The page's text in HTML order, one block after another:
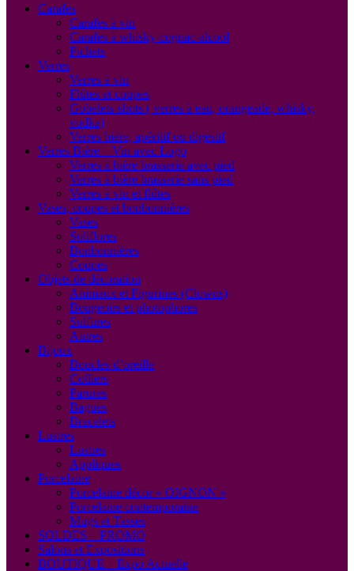
Carafes
Carafes à vin
Carafes à whisky-cognac-alcool
Pichets
Verres
Verres à vin
Flûtes et coupes
Gobelets-shots ( verres à eau, orangeade, whisky,
vodka)
Verres bière, apéritif ou digestif
Verres Bière – Vin avec Logo
Verres à bière brasserie avec pied
Verres à bière brasserie sans pied
Verres à vin et flûtes
Vases, coupes et bonbonnières
Vases
Soliflores
Bonbonnières
Coupes
Objets de décoration
Animaux et Figurines (Clowns)
Bougeoirs et photophores
Sulfures
Autres
Bijoux
Boucles d’oreille
Colliers
Parures
Bagues
Bracelets
Lustres
Lustres
Appliques
Porcelaine
Porcelaine décor « OIGNON »
Porcelaine contemporaine
Mugs et Tasses
SOLDES – PROMO
Salons et Expositions
BOUTIQUE – Expo Actuelle